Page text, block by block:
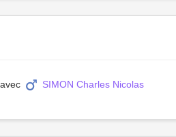
SIMON Charles Nicolas